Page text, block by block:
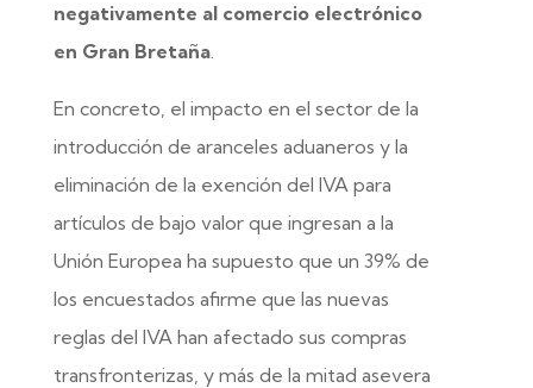
negativamente al comercio electrónico
en Gran Bretaña.
En concreto, el impacto en el sector de la
introducción de aranceles aduaneros y la
eliminación de la exención del IVA para
artículos de bajo valor que ingresan a la
Unión Europea ha supuesto que un 39% de
los encuestados afirme que las nuevas
reglas del IVA han afectado sus compras
transfronterizas, y más de la mitad asevera